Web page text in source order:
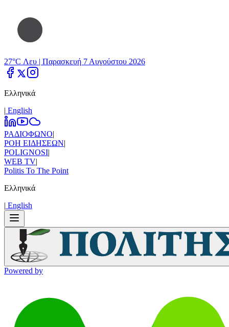
27°C Λευ | Παρασκευή 7 Αυγούστου 2026
Ελληνικά
| Εnglish
ΡΑΔΙΟΦΩΝΟ|
ΡΟΗ ΕΙΔΗΣΕΩΝ|
POLIGNOSI|
WEB TV|
Politis To The Point
Ελληνικά
| Εnglish
Powered by